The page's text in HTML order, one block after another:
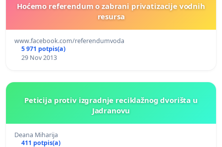
Hoćemo referendum o zabrani privatizacije vodnih
resursa
www.facebook.com/referendumvoda
5 971 potpis(a)
29 Nov 2013
Peticija protiv izgradnje reciklažnog dvorišta u
Jadranovu
Deana Miharija
411 potpis(a)